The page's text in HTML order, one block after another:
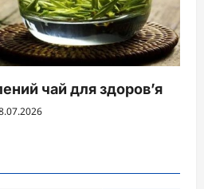
чай для здоров’я